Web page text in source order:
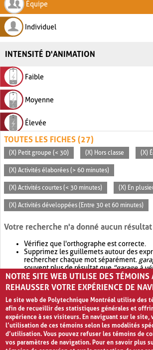
Équipe
Individuel
INTENSITÉ D'ANIMATION
Faible
Moyenne
Élevée
TOUTES LES FICHES (27)
(X) Petit groupe (< 30) (X) Hors classe (X)
(X) Activités élaborées (> 60 minutes)
(X) Activités courtes (< 30 minutes) (X) En
(X) Activités développées (Entre 30 et 60 minutes)
Votre recherche n'a donné aucun résultat
Vérifiez que l'orthographe est correcte.
Supprimez les guillemets autour des
rechercher chaque mot séparément.
souvent plus de résultat que"garage à
Envisagez d'élargir votre recherche avec
retournera souvent plus de résultat que
NOTRE SITE WEB UTILISE DES TÉMOINS
REHAUSSER VOTRE EXPÉRIENCE DE
Le site web de Polytechnique Montréal utilise des
afin de recueillir des statistiques générales et
expérience à ses visiteurs. En naviguant sur le site,
l’utilisation de ces témoins selon les modalités
d’utilisation. Vous pouvez refuser les témoins de
vos paramètres de navigation. Pour en savoir plus